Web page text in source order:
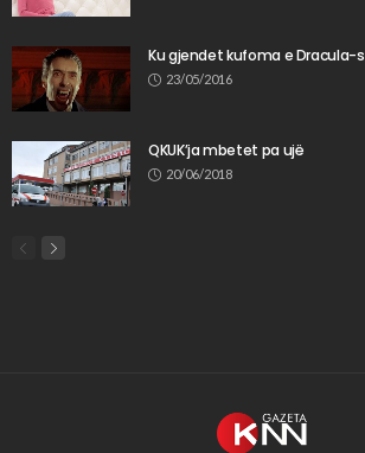
Ku gjendet kufoma e Dracula-s
23/05/2016
QKUK’ja mbetet pa ujë
20/06/2018